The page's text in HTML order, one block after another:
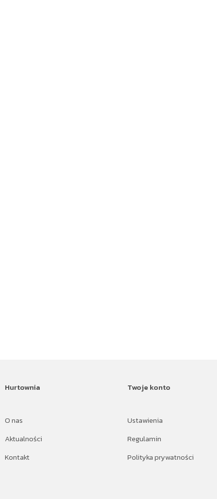
Hurtownia
O nas
Aktualności
Kontakt
Twoje konto
Ustawienia
Regulamin
Polityka prywatności